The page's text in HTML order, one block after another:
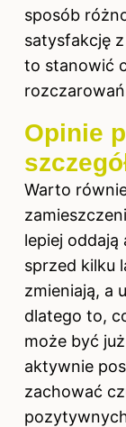
sposób
satysfakcję
to stanowić
Opinie
Warto
lepiej
sprzed kilku
zmieniają, a
dlatego to,
może być
aktywnie
zachować